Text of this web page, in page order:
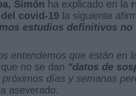
Simón ha explicado en la
covid-19 la siguiente
estudios definitivos no
entendemos que están en
no se dan "datos de
días y semanas
aseverado.